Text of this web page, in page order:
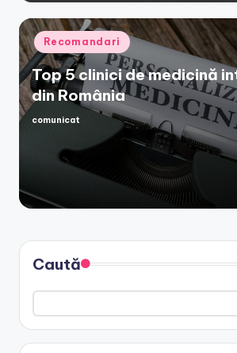
Posted
in
Recomandari
Top 5 clinici de medicină
din România
Posted
comunicat
Caută